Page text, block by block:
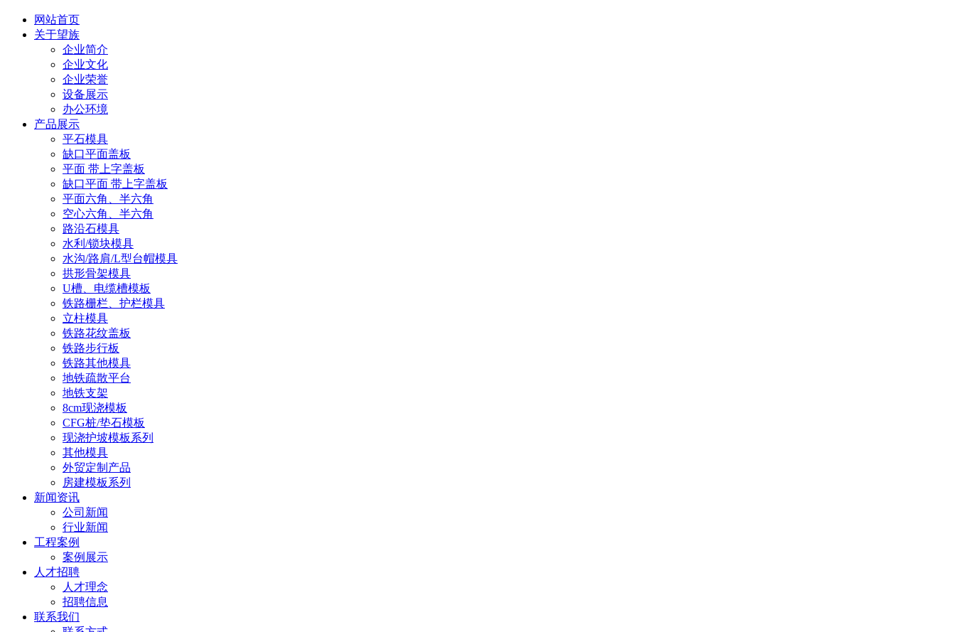
网站首页
关于望族
企业简介
企业文化
企业荣誉
设备展示
办公环境
产品展示
平石模具
缺口平面盖板
平面 带上字盖板
缺口平面 带上字盖板
平面六角、半六角
空心六角、半六角
路沿石模具
水利/锁块模具
水沟/路肩/L型台帽模具
拱形骨架模具
U槽、电缆槽模板
铁路栅栏、护栏模具
立柱模具
铁路花纹盖板
铁路步行板
铁路其他模具
地铁疏散平台
地铁支架
8cm现浇模板
CFG桩/垫石模板
现浇护坡模板系列
其他模具
外贸定制产品
房建模板系列
新闻资讯
公司新闻
行业新闻
工程案例
案例展示
人才招聘
人才理念
招聘信息
联系我们